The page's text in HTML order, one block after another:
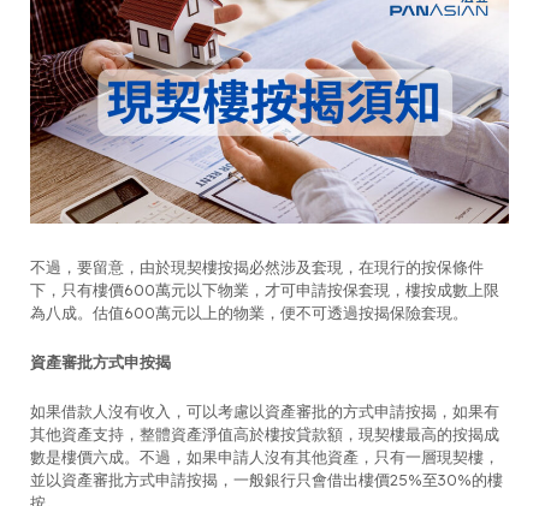
不過，要留意，由於現契樓按揭必然涉及套現，在現行的按保條件
下，只有樓價600萬元以下物業，才可申請按保套現，樓按成數上限
為八成。估值600萬元以上的物業，便不可透過按揭保險套現。
資產審批方式申按揭
如果借款人沒有收入，可以考慮以資產審批的方式申請按揭，如果有
其他資產支持，整體資產淨值高於樓按貸款額，現契樓最高的按揭成
數是樓價六成。不過，如果申請人沒有其他資產，只有一層現契樓，
並以資產審批方式申請按揭，一般銀行只會借出樓價25%至30%的樓